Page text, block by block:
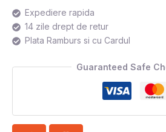
Expediere rapida
14 zile drept de retur
Plata Ramburs si cu Cardul
Guaranteed Safe